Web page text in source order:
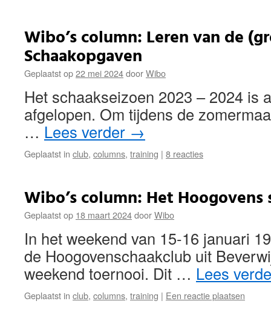
Wibo’s column: Leren van de
Schaakopgaven
Geplaatst op22 mei 2024doorWibo
Het schaakseizoen 2023 – 2024 is
afgelopen. Om tijdens de
… Lees verder →
Geplaatst in club, columns, training | 8 reacties
Wibo’s column: Het
Geplaatst op 18 maart 2024doorWibo
In het weekend van 15-16 januari
de Hoogovenschaakclub uit
weekend toernooi. Dit … Lees
Geplaatst in club, columns, training | Een reactie plaatsen